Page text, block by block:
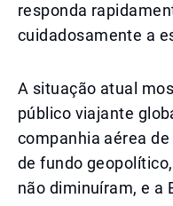
responda
cuidadosamente a
A situação atual
público viajante
companhia aérea
de fundo
não diminuíram, e a